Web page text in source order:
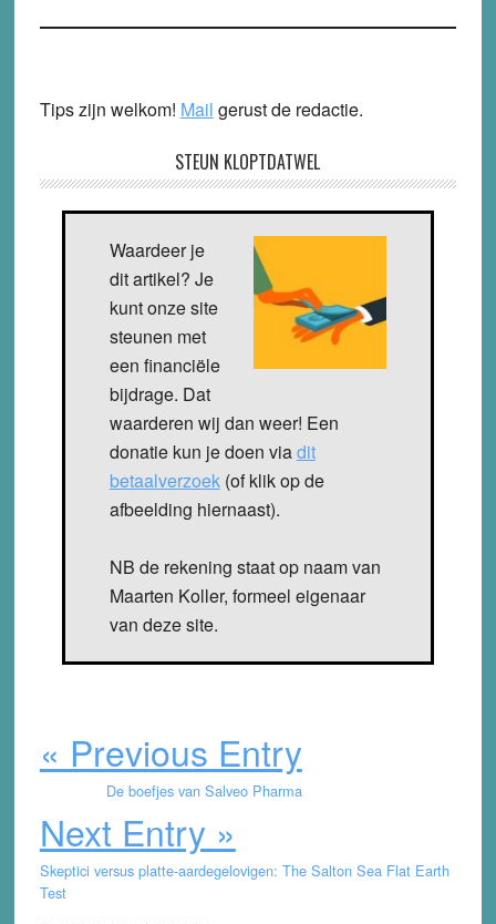
Tips zijn welkom! Mail gerust de redactie.
STEUN KLOPTDATWEL
Waardeer je
dit artikel? Je
kunt onze site
steunen met
een financiële
bijdrage. Dat
waarderen wij dan weer! Een
donatie kun je doen viadit
betaalverzoek(of klik op de
afbeelding hiernaast).
NB de rekening staat op naam van
Maarten Koller, formeel eigenaar
van deze site.
« Previous Entry
De boefjes van Salveo Pharma
Next Entry »
Skeptici versus platte-aardegelovigen: The Salton Sea Flat Earth
Test